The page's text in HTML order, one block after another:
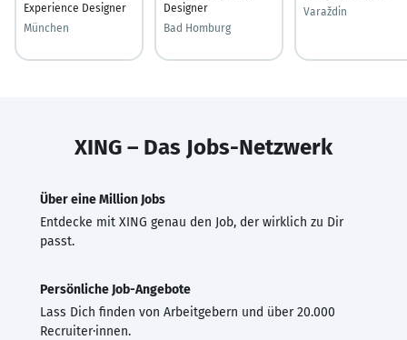
Experience Designer
München
Designer
Bad Homburg
Varaždin
XING – Das Jobs-Netzwerk
Über eine Million Jobs
Entdecke mit XING genau den Job, der wirklich zu Dir
passt.
Persönliche Job-Angebote
Lass Dich finden von Arbeitgebern und über 20.000
Recruiter·innen.